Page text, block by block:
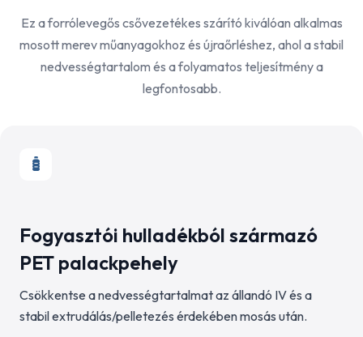
Ez a forrólevegős csővezetékes szárító kiválóan alkalmas
mosott merev műanyagokhoz és újraőrléshez, ahol a stabil
nedvességtartalom és a folyamatos teljesítmény a
legfontosabb.
Fogyasztói hulladékból származó
PET palackpehely
Csökkentse a nedvességtartalmat az állandó IV és a
stabil extrudálás/pelletezés érdekében mosás után.